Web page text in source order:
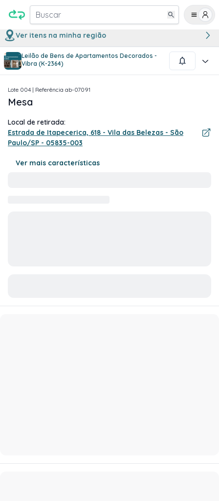
Buscar
Ver itens na minha região
Leilão de Bens de Apartamentos Decorados -
Vibra (K-2364)
1/2
Lote 004 | Referência ab-07091
Mesa
Local de retirada:
Estrada de Itapecerica, 618 - Vila das Belezas - São
Paulo/SP - 05835-003
Ver mais características